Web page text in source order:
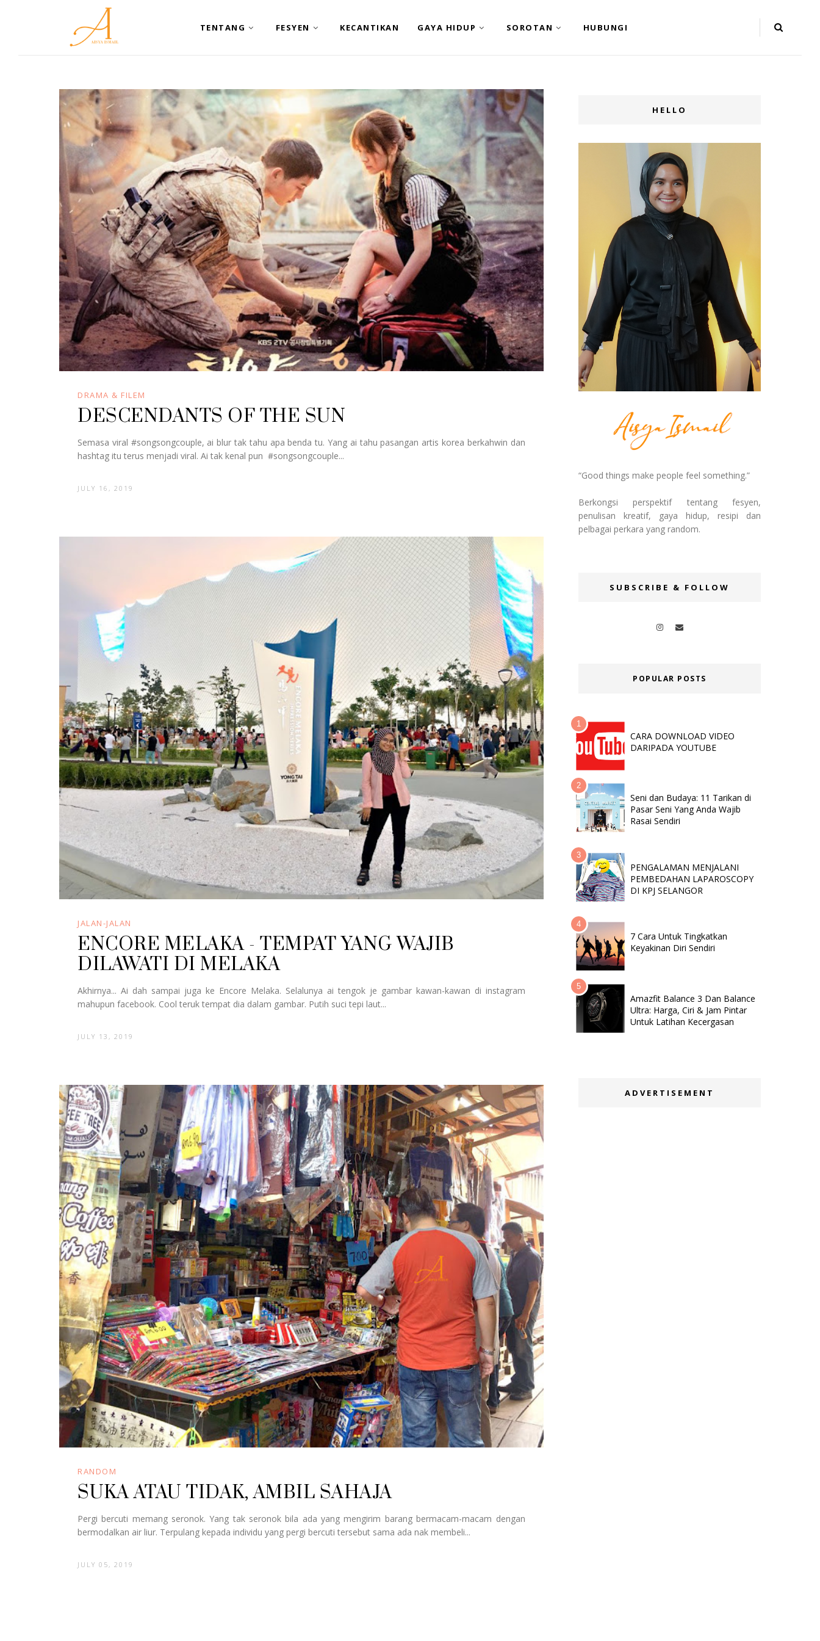
TENTANG FESYEN KECANTIKAN GAYA HIDUP SOROTAN HUBUNGI
DRAMA & FILEM
DESCENDANTS OF THE SUN
Semasa viral #songsongcouple, ai blur tak tahu apa benda tu. Yang ai tahu pasangan artis korea berkahwin dan
hashtag itu terus menjadi viral. Ai tak kenal pun #songsongcouple...
JULY 16, 2019
JALAN-JALAN
ENCORE MELAKA - TEMPAT YANG WAJIB
DILAWATI DI MELAKA
Akhirnya... Ai dah sampai juga ke Encore Melaka. Selalunya ai tengok je gambar kawan-kawan di instagram
mahupun facebook. Cool teruk tempat dia dalam gambar. Putih suci tepi laut...
JULY 13, 2019
RANDOM
SUKA ATAU TIDAK, AMBIL SAHAJA
Pergi bercuti memang seronok. Yang tak seronok bila ada yang mengirim barang bermacam-macam dengan
bermodalkan air liur. Terpulang kepada individu yang pergi bercuti tersebut sama ada nak membeli...
JULY 05, 2019
HELLO
“Good things make people feel something.”
Berkongsi perspektif tentang fesyen,
penulisan kreatif, gaya hidup, resipi dan
pelbagai perkara yang random.
SUBSCRIBE & FOLLOW
POPULAR POSTS
CARA DOWNLOAD VIDEO
DARIPADA YOUTUBE
Seni dan Budaya: 11 Tarikan di
Pasar Seni Yang Anda Wajib
Rasai Sendiri
PENGALAMAN MENJALANI
PEMBEDAHAN LAPAROSCOPY
DI KPJ SELANGOR
7 Cara Untuk Tingkatkan
Keyakinan Diri Sendiri
Amazfit Balance 3 Dan Balance
Ultra: Harga, Ciri & Jam Pintar
Untuk Latihan Kecergasan
ADVERTISEMENT